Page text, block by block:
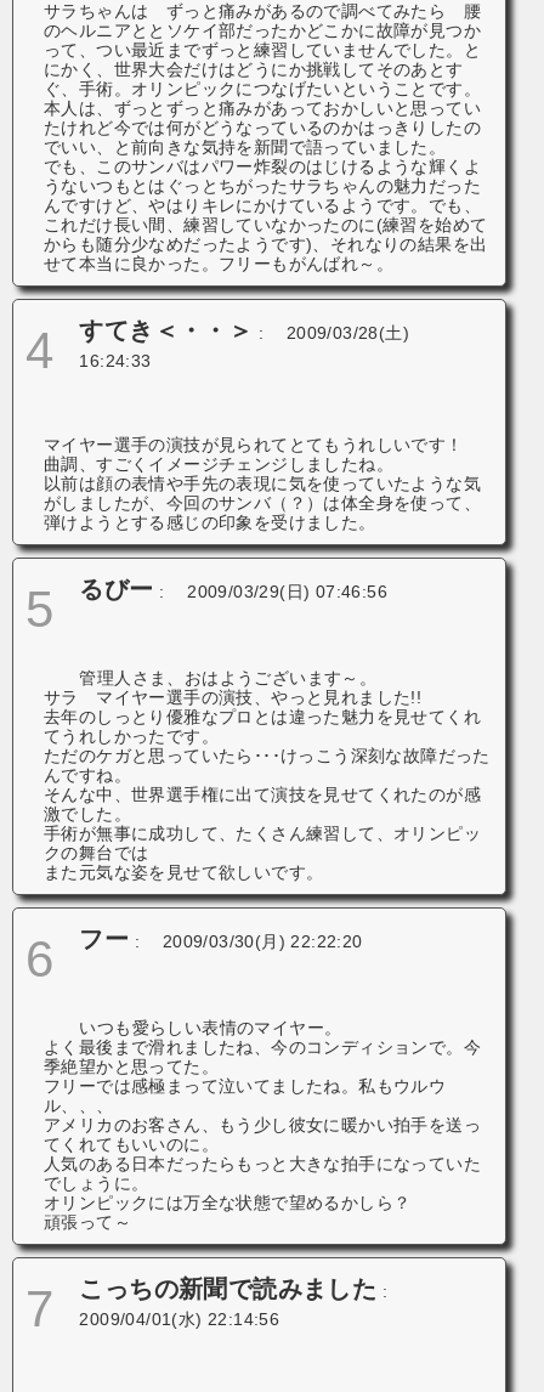
サラちゃんは ずっと痛みがあるので調べてみたら 腰
のヘルニアととソケイ部だったかどこかに故障が見つか
って、つい最近までずっと練習していませんでした。と
にかく、世界大会だけはどうにか挑戦してそのあとす
ぐ、手術。オリンピックにつなげたいということです。
本人は、ずっとずっと痛みがあっておかしいと思ってい
たけれど今では何がどうなっているのかはっきりしたの
でいい、と前向きな気持を新聞で語っていました。
でも、このサンバはパワー炸裂のはじけるような輝くよ
うないつもとはぐっとちがったサラちゃんの魅力だった
んですけど、やはりキレにかけているようです。でも、
これだけ長い間、練習していなかったのに(練習を始めて
からも随分少なめだったようです)、それなりの結果を出
せて本当に良かった。フリーもがんばれ～。
4 すてき＜・・＞ :
2009/03/28(土)
16:24:33
マイヤー選手の演技が見られてとてもうれしいです！
曲調、すごくイメージチェンジしましたね。
以前は顔の表情や手先の表現に気を使っていたような気
がしましたが、今回のサンバ（？）は体全身を使って、
弾けようとする感じの印象を受けました。
5 るびー : 2009/03/29(日) 07:46:56
管理人さま、おはようございます～。
サラ マイヤー選手の演技、やっと見れました!!
去年のしっとり優雅なプロとは違った魅力を見せてくれ
てうれしかったです。
ただのケガと思っていたら･･･けっこう深刻な故障だった
んですね。
そんな中、世界選手権に出て演技を見せてくれたのが感
激でした。
手術が無事に成功して、たくさん練習して、オリンピッ
クの舞台では
また元気な姿を見せて欲しいです。
6 フー : 2009/03/30(月) 22:22:20
いつも愛らしい表情のマイヤー。
よく最後まで滑れましたね、今のコンディションで。今
季絶望かと思ってた。
フリーでは感極まって泣いてましたね。私もウルウ
ル、、、
アメリカのお客さん、もう少し彼女に暖かい拍手を送っ
てくれてもいいのに。
人気のある日本だったらもっと大きな拍手になっていた
でしょうに。
オリンピックには万全な状態で望めるかしら？
頑張って～
7 こっちの新聞で読みました :
2009/04/01(水) 22:14:56